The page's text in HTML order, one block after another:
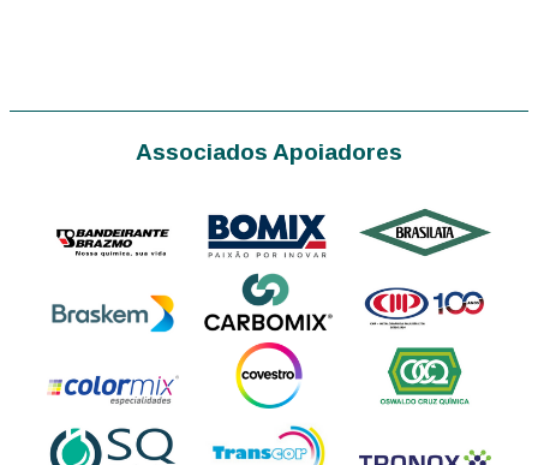
Associados Apoiadores